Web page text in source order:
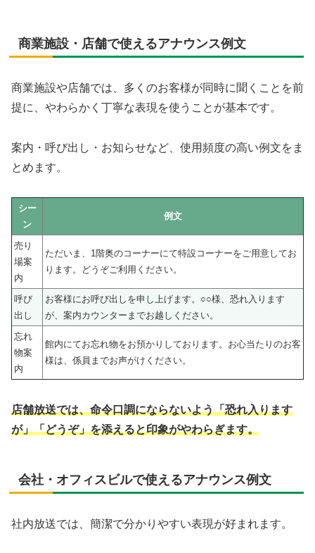
商業施設・店舗で使えるアナウンス例文
商業施設や店舗では、多くのお客様が同時に聞くことを前
提に、やわらかく丁寧な表現を使うことが基本です。
案内・呼び出し・お知らせなど、使用頻度の高い例文をま
とめます。
シー
ン
例文
売り
場案
内
ただいま、1階奥のコーナーにて特設コーナーをご用意してお
ります。どうぞご利用ください。
呼び
出し
お客様にお呼び出しを申し上げます。○○様、恐れ入ります
が、案内カウンターまでお越しください。
忘れ
物案
内
館内にてお忘れ物をお預かりしております。お心当たりのお客
様は、係員までお声がけください。
店舗放送では、命令口調にならないよう「恐れ入ります
が」「どうぞ」を添えると印象がやわらぎます。
会社・オフィスビルで使えるアナウンス例文
社内放送では、簡潔で分かりやすい表現が好まれます。